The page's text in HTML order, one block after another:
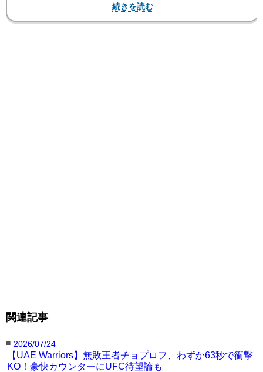
▼ウェルター級
関連記事
■ 2026/07/24
【UAE Warriors】無敗王者チョプロフ、わずか63秒で衝撃
KO！豪快カウンターにUFC待望論も